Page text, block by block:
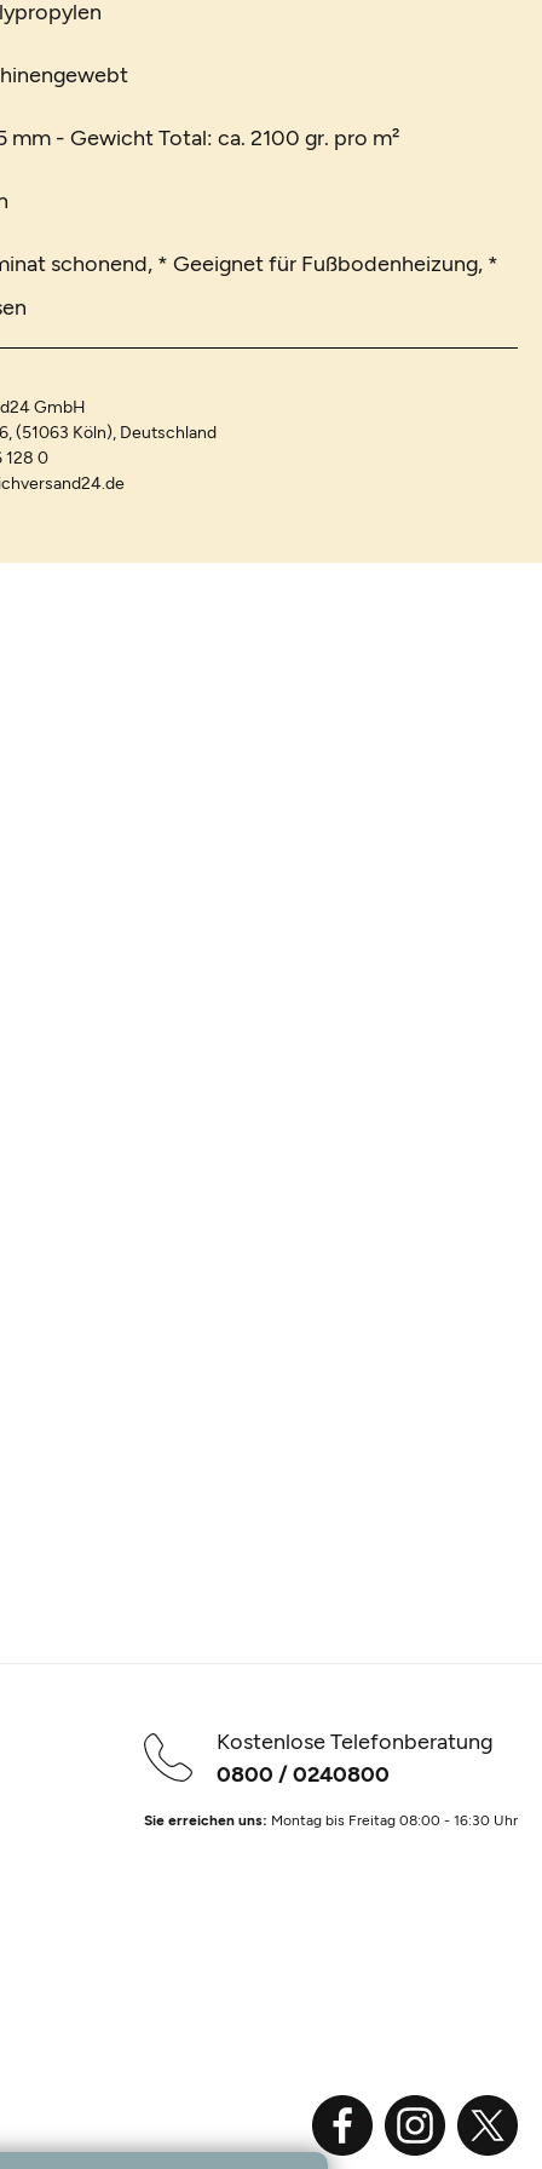
mm - Gewicht Total: ca. 2100 gr. pro m²
schonend, * Geeignet für Fußbodenheizung, *
GmbH
(51063 Köln), Deutschland
128 0
Kostenlose Telefonberatung
0800 / 0240800
Sie erreichen uns: Montag bis Freitag 08:00 - 16:30 Uhr